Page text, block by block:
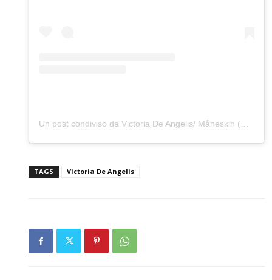
Un post condiviso da Victoria De Angelis/ Måneskin (@vicdeangelis)
TAGS Victoria De Angelis